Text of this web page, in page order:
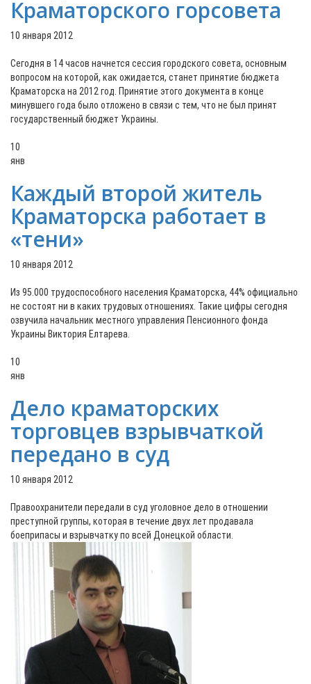
Краматорского горсовета
10 января 2012
Сегодня в 14 часов начнется сессия городского совета, основным
вопросом на которой, как ожидается, станет принятие бюджета
Краматорска на 2012 год. Принятие этого документа в конце
минувшего года было отложено в связи с тем, что не был принят
государственный бюджет Украины.
10
янв
Каждый второй житель
Краматорска работает в
«тени»
10 января 2012
Из 95.000 трудоспособного населения Краматорска, 44% официально
не состоят ни в каких трудовых отношениях. Такие цифры сегодня
озвучила начальник местного управления Пенсионного фонда
Украины Виктория Елтарева.
10
янв
Дело краматорских
торговцев взрывчаткой
передано в суд
10 января 2012
Правоохранители передали в суд уголовное дело в отношении
преступной группы, которая в течение двух лет продавала
боеприпасы и взрывчатку по всей Донецкой области.